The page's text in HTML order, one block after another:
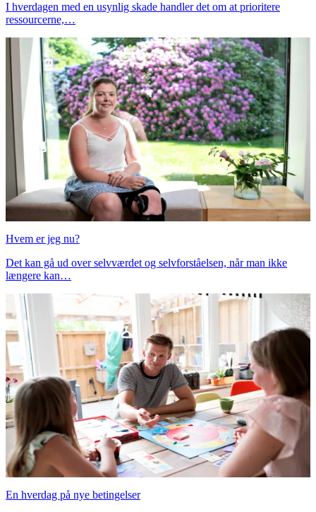
I hverdagen med en usynlig skade handler det om at prioritere
ressourcerne,…
Hvem er jeg nu?
Det kan gå ud over selvværdet og selvforståelsen, når man ikke
længere kan…
En hverdag på nye betingelser